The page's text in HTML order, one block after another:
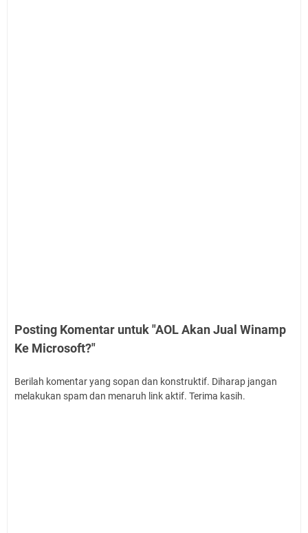
Posting Komentar untuk "AOL Akan Jual Winamp
Ke Microsoft?"
Berilah komentar yang sopan dan konstruktif. Diharap jangan
melakukan spam dan menaruh link aktif. Terima kasih.